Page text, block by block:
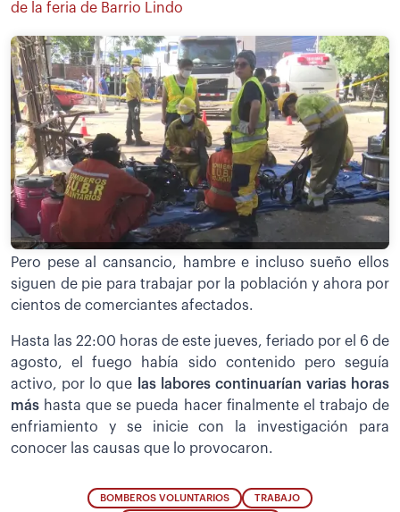
de la feria de Barrio Lindo
Pero pese al cansancio, hambre e incluso sueño ellos
siguen de pie para trabajar por la población y ahora por
cientos de comerciantes afectados.
Hasta las 22:00 horas de este jueves, feriado por el 6 de
agosto, el fuego había sido contenido pero seguía
activo, por lo que las labores continuarían varias horas
más hasta que se pueda hacer finalmente el trabajo de
enfriamiento y se inicie con la investigación para
conocer las causas que lo provocaron.
BOMBEROS VOLUNTARIOS TRABAJO